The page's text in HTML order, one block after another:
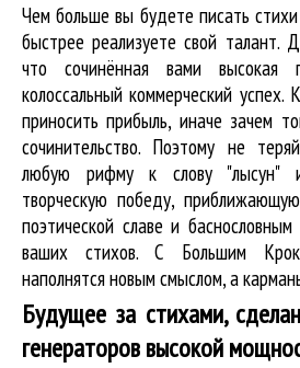
Чем больше вы будете писать
быстрее реализуете свой талант.
что сочинённая вами высокая
колоссальный коммерческий
приносить прибыль, иначе зачем
сочинительство. Поэтому не
любую рифму к слову "лысун"
творческую победу,
поэтической славе и
ваших стихов. С Большим
наполнятся новым смыслом, а
Будущее за стихами,
генераторов высокой